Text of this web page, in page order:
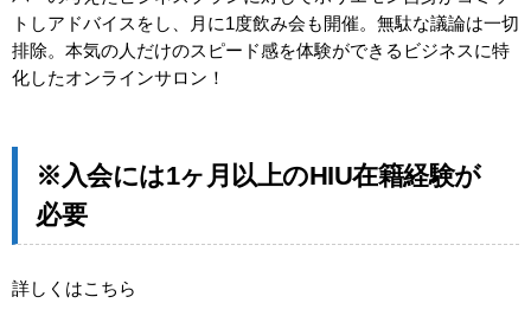
トしアドバイスをし、月に1度飲み会も開催。無駄な議論は一切
排除。本気の人だけのスピード感を体験ができるビジネスに特
化したオンラインサロン！
※入会には1ヶ月以上のHIU在籍経験が
必要
詳しくはこちら